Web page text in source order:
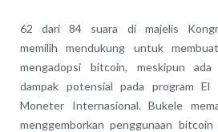
62 dari 84 suara di majelis
memilih mendukung untuk
mengadopsi bitcoin, meskipun
dampak potensial pada program El
Moneter Internasional. Bukele
menggemborkan penggunaan